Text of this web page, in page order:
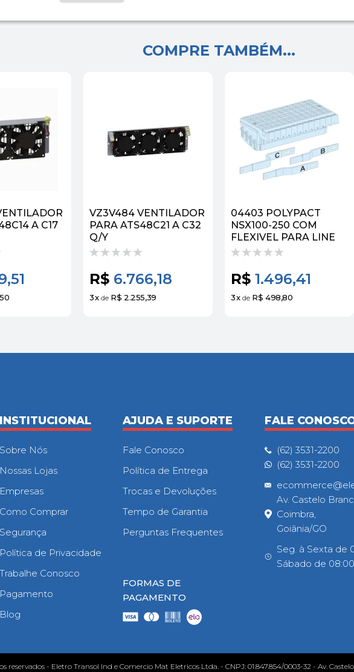
COMPRE TAMBÉM...
A C17
VZ3V484 VENTILADOR
PARA ATS48C21 A C32
Q/Y
R$ 6.766,18
3x de R$ 2.255,39
04403 POLYPACT
NSX100-250 COM
FLEXIVEL PARA LINE
R$ 1.496,41
3x de R$ 498,80
INSTITUCIONAL
Sobre Nós
Nossas Lojas
Empresas
Como Comprar
Segurança
Política de Privacidade
Trabalhe Conosco
Pagamento
Blog
AJUDA E SUPORTE
Fale Conosco
Política de Entrega
Trocas e Devoluções
Tempo de Garantia
Perguntas Frequentes
FORMAS DE
PAGAMENTO
FALE
(62) 3531-2200
(62) 3531-2200
Av. Castelo
Coimbra,
Goiânia/GO
Seg. à Sexta de
Sábado de
reservados - Eletro Transol Ind e Comercio Mat Eletricos Ltda. - CNPJ: 01.847.854/0003-32 - Av.